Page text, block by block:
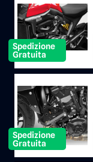
Spedizione
Gratuita
Spedizione
Gratuita